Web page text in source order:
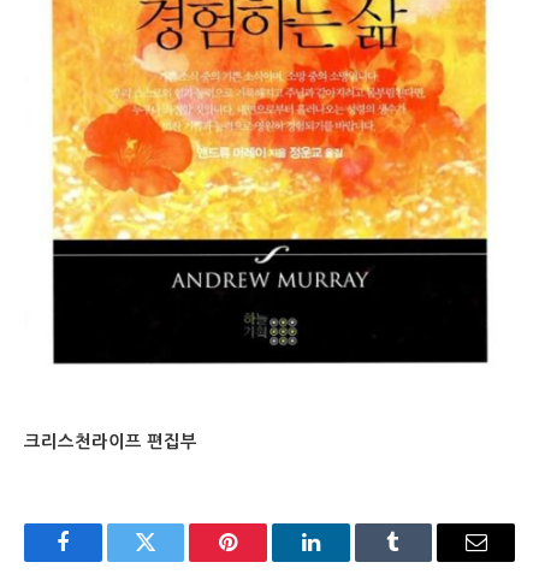
크리스천라이프 편집부
FacebookTwitter Pinterest LinkedInTumblr Email